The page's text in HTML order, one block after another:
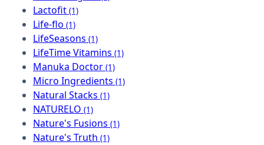
Lactofit (1)
Life-flo (1)
LifeSeasons (1)
LifeTime Vitamins (1)
Manuka Doctor (1)
Micro Ingredients (1)
Natural Stacks (1)
NATURELO (1)
Nature's Fusions (1)
Nature's Truth (1)